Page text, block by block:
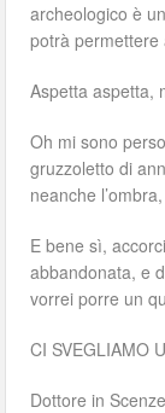
archeologico è
potrà permettere
Aspetta aspetta,
Oh mi sono
gruzzoletto di
neanche
E bene sì,
abbandonata, e
vorrei porre un
CI SVEGLIAMO
Dottore in